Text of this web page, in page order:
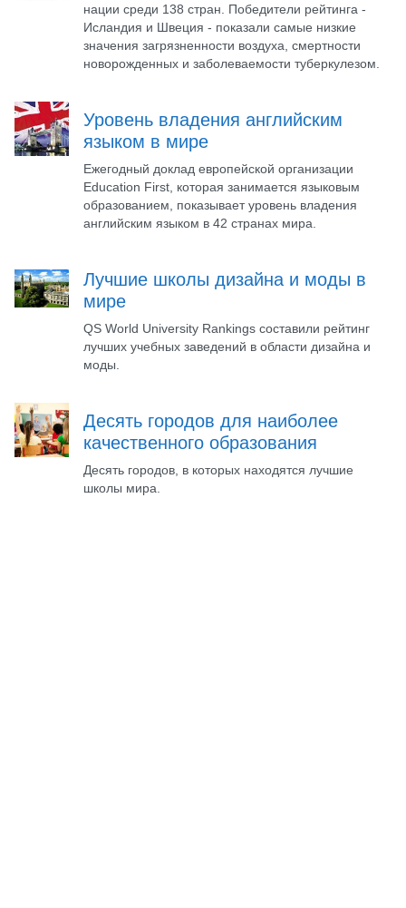
нации среди 138 стран. Победители рейтинга -
Исландия и Швеция - показали самые низкие
значения загрязненности воздуха, смертности
новорожденных и заболеваемости туберкулезом.
Уровень владения английским
языком в мире
Ежегодный доклад европейской организации
Education First, которая занимается языковым
образованием, показывает уровень владения
английским языком в 42 странах мира.
Лучшие школы дизайна и моды в
мире
QS World University Rankings составили рейтинг
лучших учебных заведений в области дизайна и
моды.
Десять городов для наиболее
качественного образования
Десять городов, в которых находятся лучшие
школы мира.